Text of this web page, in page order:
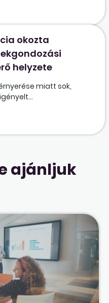
okozta
helyzete
miatt sok,
ajánljuk